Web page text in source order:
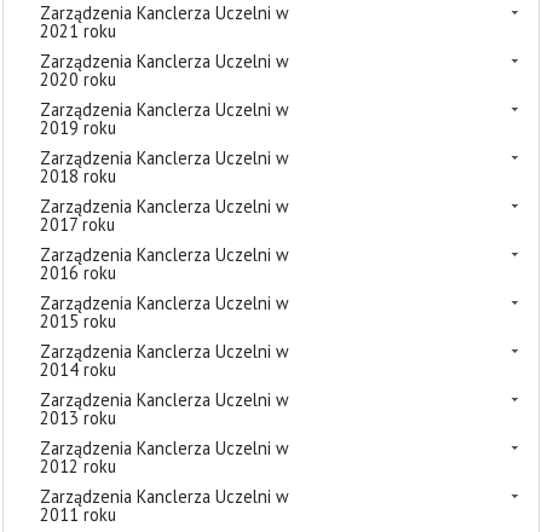
Zarządzenia Kanclerza Uczelni w
2021 roku
Zarządzenia Kanclerza Uczelni w
2020 roku
Zarządzenia Kanclerza Uczelni w
2019 roku
Zarządzenia Kanclerza Uczelni w
2018 roku
Zarządzenia Kanclerza Uczelni w
2017 roku
Zarządzenia Kanclerza Uczelni w
2016 roku
Zarządzenia Kanclerza Uczelni w
2015 roku
Zarządzenia Kanclerza Uczelni w
2014 roku
Zarządzenia Kanclerza Uczelni w
2013 roku
Zarządzenia Kanclerza Uczelni w
2012 roku
Zarządzenia Kanclerza Uczelni w
2011 roku